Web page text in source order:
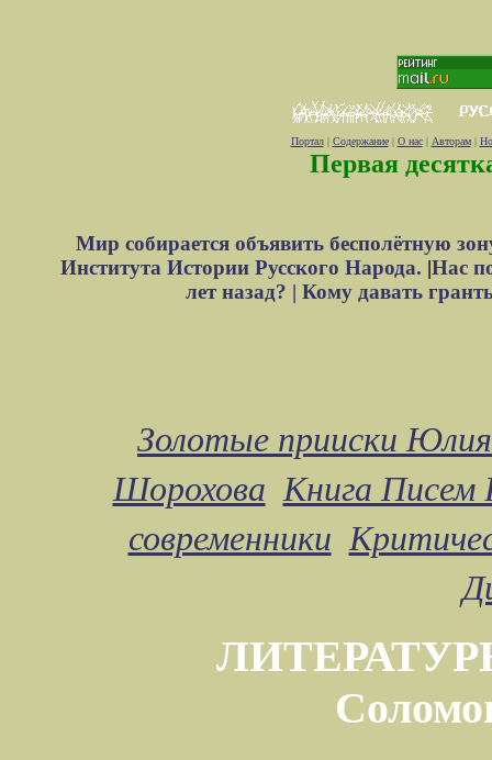
Портал| Содержание| О нас| Авторам|
Первая
Мир собирается объявить бесполётную
Института Истории Русского Народа. |Нас
лет назад? | Кому давать
Золотые прииски
Шорохова Книга Писем
современники